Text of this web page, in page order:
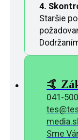
4.
Staršie
🤙
041-
Sme